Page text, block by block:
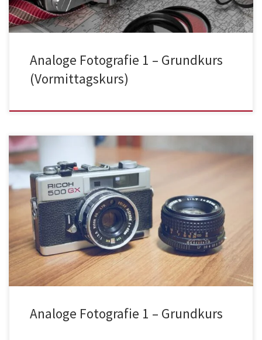
Analoge Fotografie 1 – Grundkurs
(Vormittagskurs)
Analoge Fotografie 1 – Grundkurs